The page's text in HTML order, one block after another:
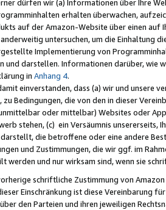
dürfen wir (a) Informationen über Ihre
erhalten überwachen,
auf der Amazon-Website über einen
untersuchen, um die Einhaltung
Implementierung von
und darstellen. Informationen darüber, wie
in Anhang 4.
einverstanden, dass (a) wir und
zu Bedingungen, die von den in dieser
oder mittelbar) Websites oder
stehen, (c) ein Versäumnis unsererseits,
die betroffene oder eine andere
und Zustimmungen, die wir ggf. im
werden und nur wirksam sind, wenn sie
schriftliche Zustimmung von
Einschränkung ist diese Vereinbarung
den Parteien und ihren jeweiligen